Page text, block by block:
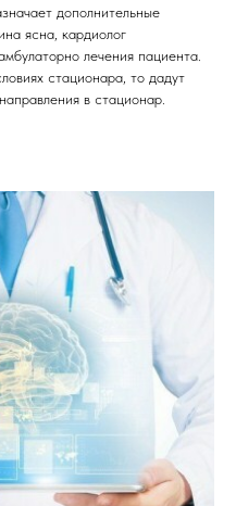
дополнительные
ясна, кардиолог
лечения пациента.
стационара, то дадут
в стационар.